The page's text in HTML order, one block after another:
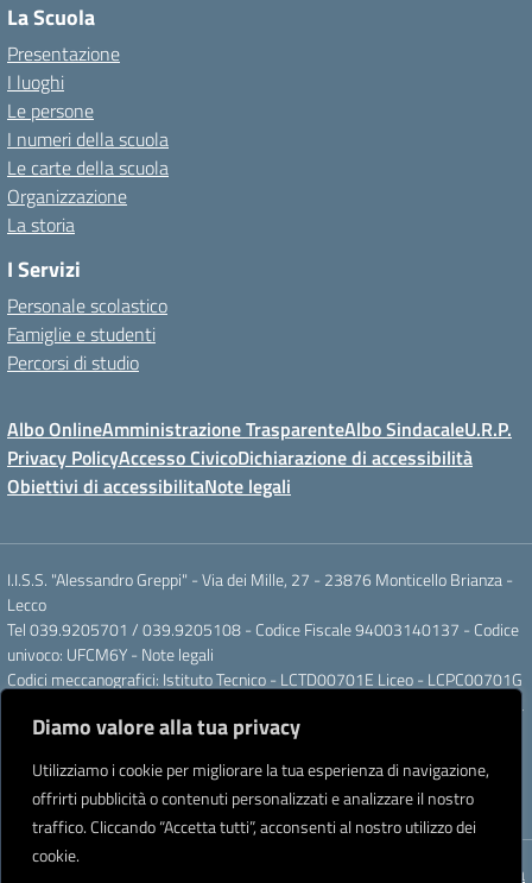
Diamo valore alla tua privacy
Utilizziamo i cookie per migliorare la tua esperienza di navigazione,
offrirti pubblicità o contenuti personalizzati e analizzare il nostro
traffico. Cliccando “Accetta tutti”, acconsenti al nostro utilizzo dei
cookie.
La Scuola
Presentazione
I luoghi
Le persone
I numeri della scuola
Le carte della scuola
Organizzazione
La storia
I Servizi
Personale scolastico
Famiglie e studenti
Percorsi di studio
Albo OnlineAmministrazione TrasparenteAlbo SindacaleU.R.P.
Privacy PolicyAccesso CivicoDichiarazione di accessibilità
Obiettivi di accessibilitaNote legali
I.I.S.S. "Alessandro Greppi" - Via dei Mille, 27 - 23876 Monticello Brianza -
Lecco
Tel 039.9205701 / 039.9205108 - Codice Fiscale 94003140137 - Codice
univoco: UFCM6Y - Note legali
Codici meccanografici: Istituto Tecnico - LCTD00701E Liceo - LCPC00701G
Posta elettronica ordinaria: LCIS007008@ISTRUZIONE.IT Posta elettronica
certificata: LCIS007008@PEC.ISTRUZIONE.IT
Intestato a: Istituto di Istruzione Secondaria Superiore A. Greppi
Partner tecnologicoCreative Software Lab S.r.l.
Concept & Design by Designers Italia